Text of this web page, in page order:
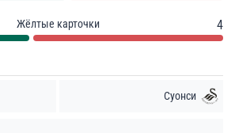
Жёлтые карточки 4
Суонси